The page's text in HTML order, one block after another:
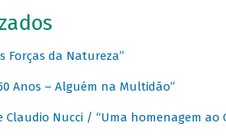
Forças da Natureza”
Anos – Alguém na Multidão”
Claudio Nucci / “Uma homenagem ao